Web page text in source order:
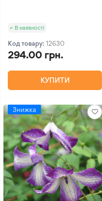
В наявності
Код товару: 12630
294.00 грн.
КУПИТИ
Знижка